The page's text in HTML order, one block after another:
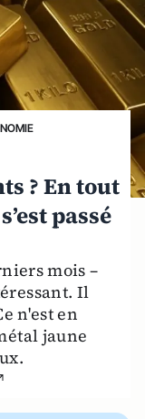
? En tout
passé
mois –
Il
n'est en
jaune